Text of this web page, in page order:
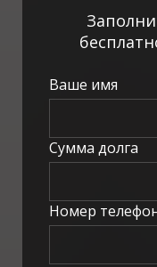
Ваше имя
Сумма долга
Номер